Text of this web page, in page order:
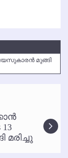
വയസുകാരന്‍ മുങ്ങി
ഇല്ല
പിരിവ് :